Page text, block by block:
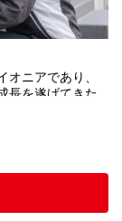
ための休暇制度
。
期間内に2回取得
へのサービス
て、月3万円を上
ニアであり、
長を遂げてきた
」といったイ
ような制度を
ランスを取り、